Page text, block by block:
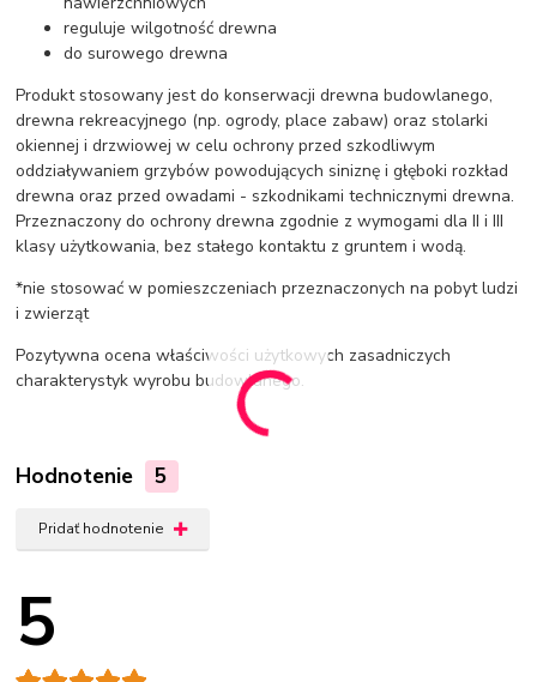
reguluje wilgotność drewna
do surowego drewna
Produkt stosowany jest do konserwacji drewna budowlanego,
drewna rekreacyjnego (np. ogrody, place zabaw) oraz stolarki
okiennej i drzwiowej w celu ochrony przed szkodliwym
oddziaływaniem grzybów powodujących siniznę i głęboki rozkład
drewna oraz przed owadami - szkodnikami technicznymi drewna.
Przeznaczony do ochrony drewna zgodnie z wymogami dla II i III
klasy użytkowania, bez stałego kontaktu z gruntem i wodą.
*nie stosować w pomieszczeniach przeznaczonych na pobyt ludzi
i zwierząt
Pozytywna ocena właściwości użytkowych zasadniczych
charakterystyk wyrobu budowlanego.
Hodnotenie 5
Pridať hodnotenie
5